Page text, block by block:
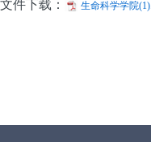
文件下载： 生命科学学院